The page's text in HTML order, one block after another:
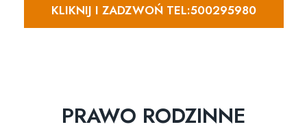
KLIKNIJ I ZADZWOŃ TEL:500295980
PRAWO RODZINNE